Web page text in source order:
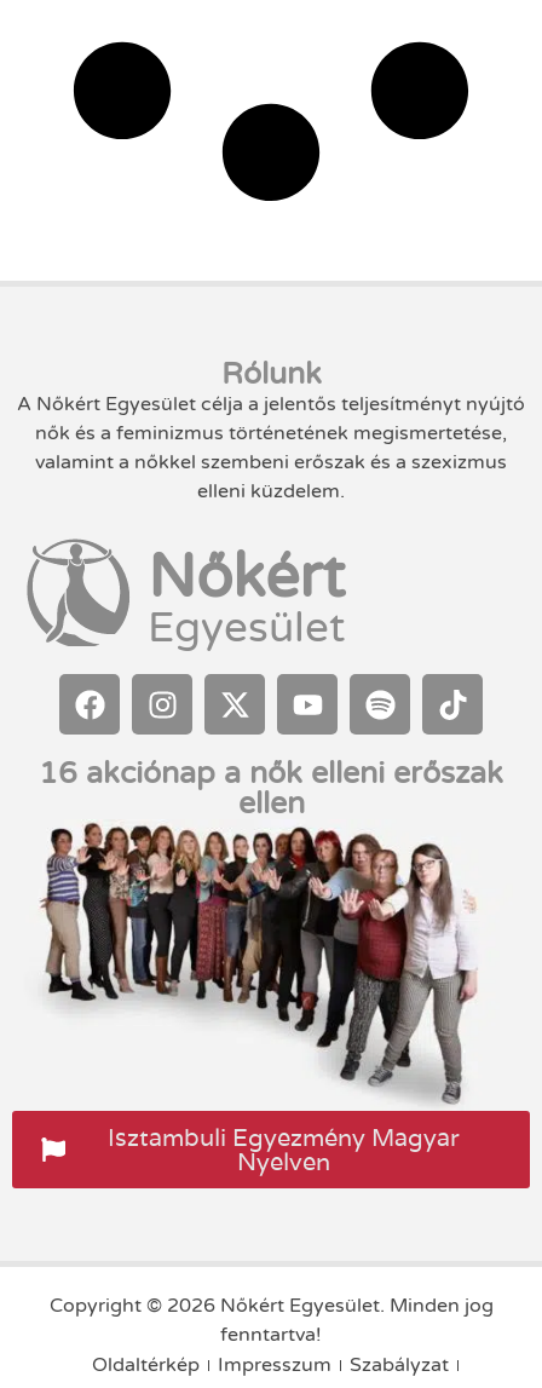
Rólunk
A Nőkért Egyesület célja a jelentős teljesítményt nyújtó
nők és a feminizmus történetének megismertetése,
valamint a nőkkel szembeni erőszak és a szexizmus
elleni küzdelem.
Nőkért
Egyesület
16 akciónap a nők elleni erőszak
ellen
Isztambuli Egyezmény Magyar
Nyelven
Copyright © 2026 Nőkért Egyesület. Minden jog
fenntartva!
Oldaltérkép
Impresszum
Szabályzat